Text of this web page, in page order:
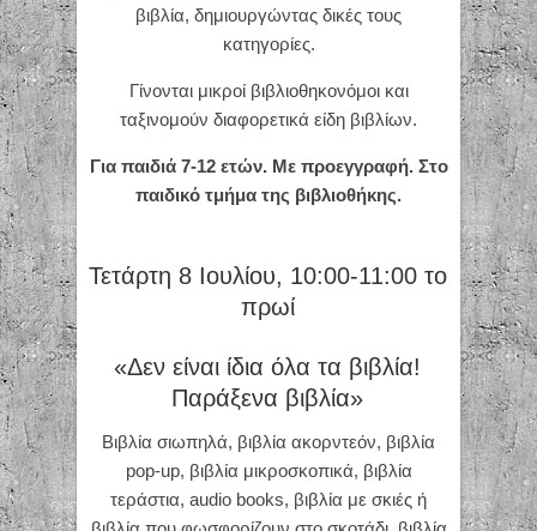
βιβλία, δημιουργώντας δικές τους
κατηγορίες.
Γίνονται μικροί βιβλιοθηκονόμοι και
ταξινομούν διαφορετικά είδη βιβλίων.
Για παιδιά 7-12 ετών. Με προεγγραφή. Στο
παιδικό τμήμα της βιβλιοθήκης.
Τετάρτη 8 Ιουλίου, 10:00-11:00 το
πρωί
«Δεν είναι ίδια όλα τα βιβλία!
Παράξενα βιβλία»
Βιβλία σιωπηλά, βιβλία ακορντεόν, βιβλία
pop-up, βιβλία μικροσκοπικά, βιβλία
τεράστια, audio books, βιβλία με σκιές ή